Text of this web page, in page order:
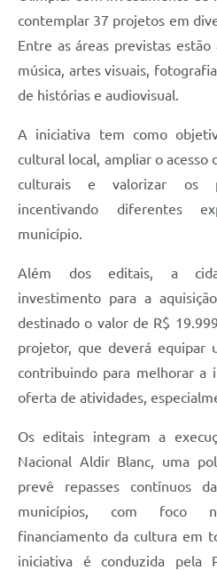
contemplar 37 projetos em
Entre as áreas previstas estão
música, artes visuais,
de histórias e audiovisual.
A iniciativa tem como
cultural local, ampliar o acesso
culturais e valorizar os
incentivando diferentes
município.
Além dos editais, a
investimento para a
destinado o valor de R$
projetor, que deverá equipar
contribuindo para melhorar a
oferta de atividades,
Os editais integram a
Nacional Aldir Blanc, uma
prevê repasses contínuos
municípios, com foco
financiamento da cultura em
iniciativa é conduzida pela